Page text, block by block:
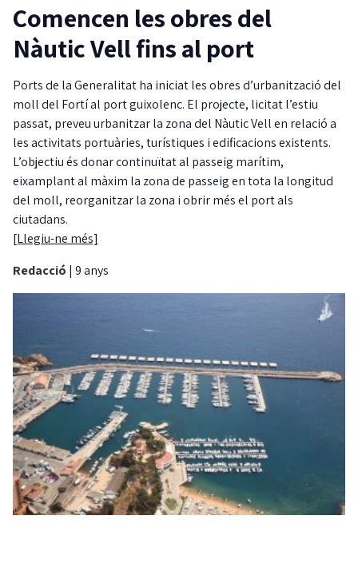
Comencen les obres del
Nàutic Vell fins al port
Ports de la Generalitat ha iniciat les obres d’urbanització del
moll del Fortí al port guixolenc. El projecte, licitat l’estiu
passat, preveu urbanitzar la zona del Nàutic Vell en relació a
les activitats portuàries, turístiques i edificacions existents.
L’objectiu és donar continuïtat al passeig marítim,
eixamplant al màxim la zona de passeig en tota la longitud
del moll, reorganitzar la zona i obrir més el port als
ciutadans.
[Llegiu-ne més]
Redacció | 9 anys